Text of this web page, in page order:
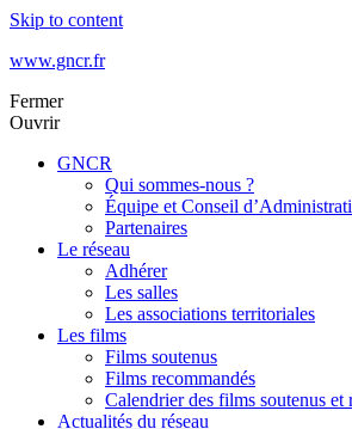
Skip to content
www.gncr.fr
Fermer
Ouvrir
GNCR
Qui sommes-nous ?
Équipe et Conseil
Partenaires
Le réseau
Adhérer
Les salles
Les associations territoriales
Les films
Films soutenus
Films recommandés
Calendrier des films soutenus et
Actualités du réseau